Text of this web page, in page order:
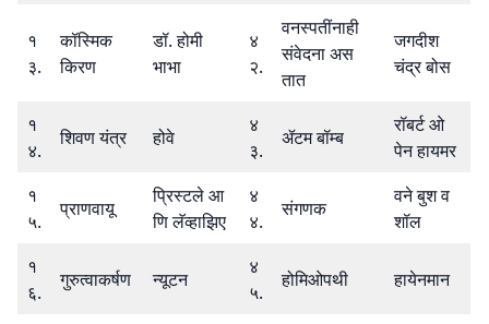
१
३.
कॉस्मिक
किरण
डॉ. होमी
भाभा
४
२.
वनस्पतींनाही
संवेदना अस
तात
जगदीश
चंद्र बोस
१
४.
शिवण यंत्र होवे
४
३.
ॲटम बॉम्ब
रॉबर्ट ओ
पेन हायमर
१
५.
प्राणवायू
प्रिस्टले आ
णि लॅव्हाझिए
४
४.
संगणक
वने बुश व
शॉल
१
६.
गुरुत्वाकर्षण न्यूटन
४
५.
होमिओपथी हायेनमान